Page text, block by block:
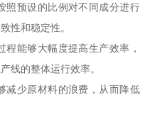
预设的比例对不同成分进行
性和稳定性。
能够大幅度提高生产效率，
线的整体运行效率。
少原材料的浪费，从而降低